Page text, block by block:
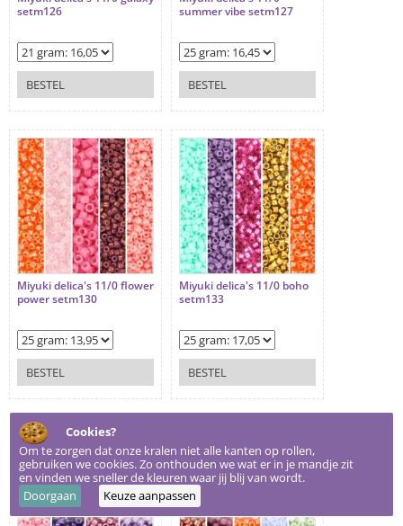
setm126
BESTEL
summer vibe setm127
BESTEL
Miyuki delica's 11/0 flower
power setm130
BESTEL
Miyuki delica's 11/0 boho
setm133
BESTEL
Cookies?
Om te zorgen dat onze kralen niet alle kanten op rollen,
gebruiken we cookies. Zo onthouden we wat er in je mandje zit
en vinden we sneller de kleuren waar jij blij van wordt.
Doorgaan
Keuze aanpassen